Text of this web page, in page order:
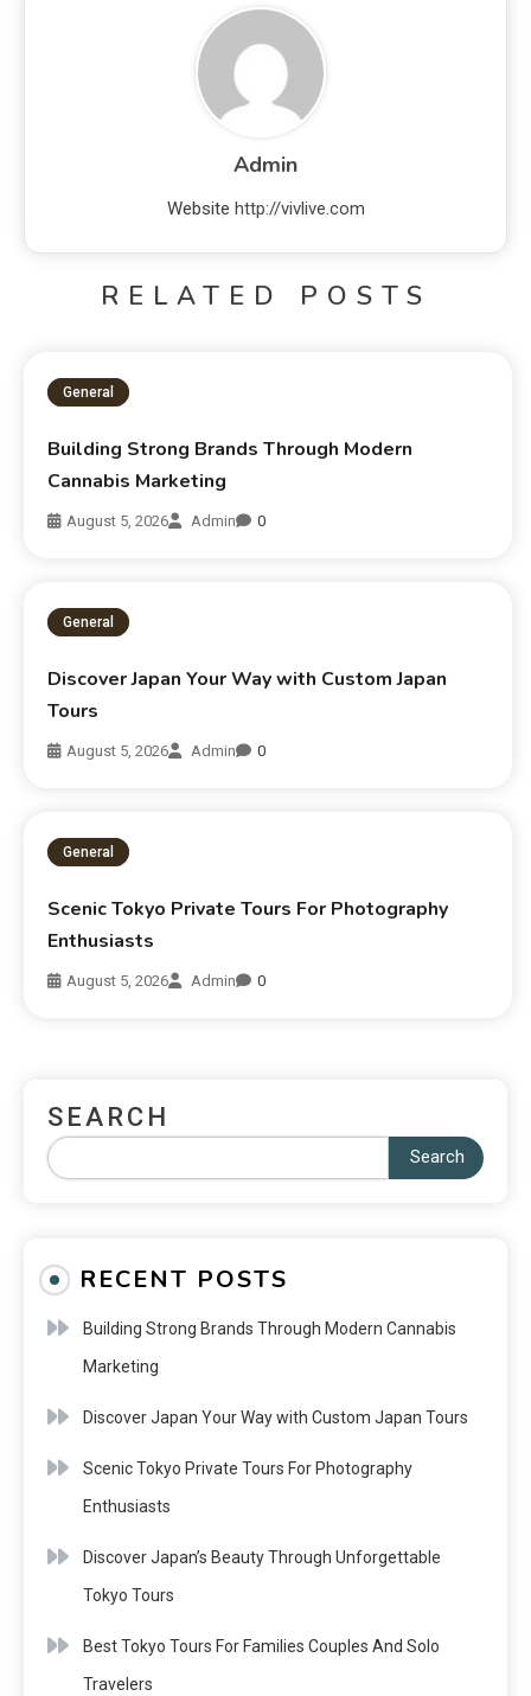
Admin
Website http://vivlive.com
RELATED POSTS
General
Building Strong Brands Through Modern
Cannabis Marketing
August 5, 2026 Admin 0
General
Discover Japan Your Way with Custom Japan
Tours
August 5, 2026 Admin 0
General
Scenic Tokyo Private Tours For Photography
Enthusiasts
August 5, 2026 Admin 0
SEARCH
Search
RECENT POSTS
Building Strong Brands Through Modern Cannabis
Marketing
Discover Japan Your Way with Custom Japan Tours
Scenic Tokyo Private Tours For Photography
Enthusiasts
Discover Japan’s Beauty Through Unforgettable
Tokyo Tours
Best Tokyo Tours For Families Couples And Solo
Travelers